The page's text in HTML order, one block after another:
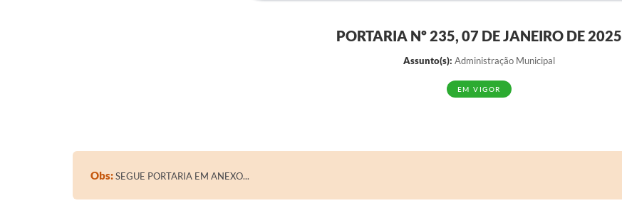
PORTARIA Nº 235, 07 DE JANEIRO DE 2025
Assunto(s): Administração Municipal
EM VIGOR
Obs:SEGUE PORTARIA EM ANEXO...